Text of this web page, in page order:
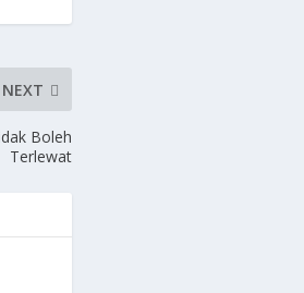
NEXT
Boleh
Terlewat